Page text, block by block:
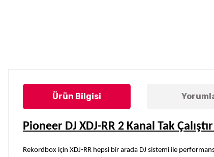
Ürün Bilgisi
Pioneer DJ XDJ-RR 2 Kanal Tak
Rekordbox için XDJ-RR hepsi bir arada DJ sistemi ile